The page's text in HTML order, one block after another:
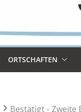
ORT­SCHAF­TEN
Bestätigt - Zweite